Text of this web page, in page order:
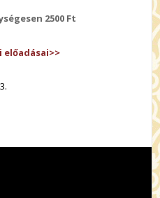
2500 Ft
előadásai>>